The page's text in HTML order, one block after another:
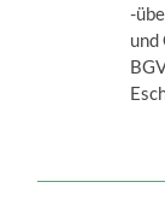
-